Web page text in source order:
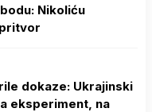
Nikoliću
dokaze: Ukrajinski
eksperiment, na